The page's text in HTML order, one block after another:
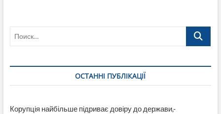
Поиск…
ОСТАННІ ПУБЛІКАЦІЇ
Корупція найбільше підриває довіру до держави,-